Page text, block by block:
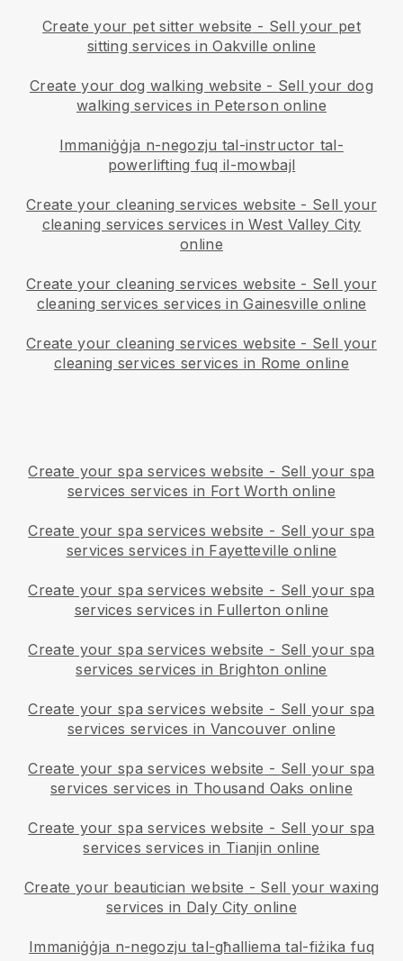
Create your pet sitter website - Sell your pet
sitting services in Oakville online
Create your dog walking website - Sell your dog
walking services in Peterson online
Immaniġġja n-negozju tal-instructor tal-
powerlifting fuq il-mowbajl
Create your cleaning services website - Sell your
cleaning services services in West Valley City
online
Create your cleaning services website - Sell your
cleaning services services in Gainesville online
Create your cleaning services website - Sell your
cleaning services services in Rome online
Create your spa services website - Sell your spa
services services in Fort Worth online
Create your spa services website - Sell your spa
services services in Fayetteville online
Create your spa services website - Sell your spa
services services in Fullerton online
Create your spa services website - Sell your spa
services services in Brighton online
Create your spa services website - Sell your spa
services services in Vancouver online
Create your spa services website - Sell your spa
services services in Thousand Oaks online
Create your spa services website - Sell your spa
services services in Tianjin online
Create your beautician website - Sell your waxing
services in Daly City online
Immaniġġja n-negozju tal-għalliema tal-fiżika fuq